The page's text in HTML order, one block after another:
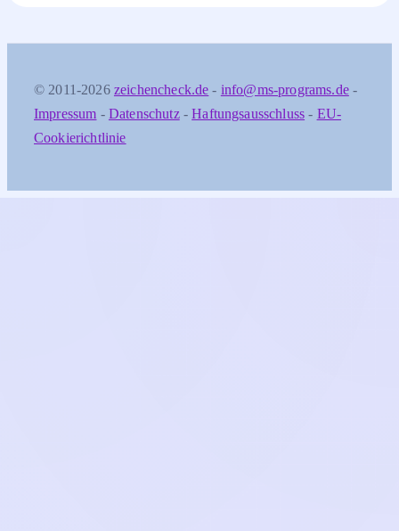
© 2011-2026 zeichencheck.de - info@ms-programs.de-
Impressum - Datenschutz-Haftungsausschluss - EU-
Cookierichtlinie